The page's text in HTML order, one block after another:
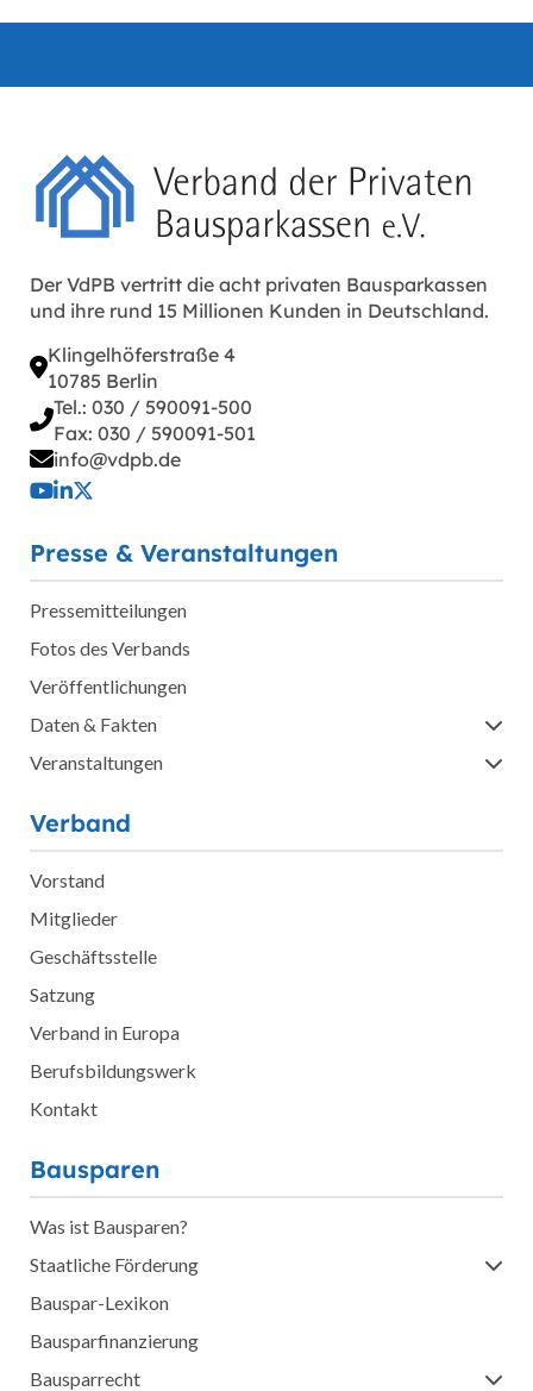
Der VdPB vertritt die acht privaten Bausparkassen
und ihre rund 15 Millionen Kunden in Deutschland.
Klingelhöferstraße 4
10785 Berlin
Tel.: 030 / 590091-500
Fax: 030 / 590091-501
info@vdpb.de
Presse & Veranstaltungen
Pressemitteilungen
Fotos des Verbands
Veröffentlichungen
Daten & Fakten
Veranstaltungen
Verband
Vorstand
Mitglieder
Geschäftsstelle
Satzung
Verband in Europa
Berufsbildungswerk
Kontakt
Bausparen
Was ist Bausparen?
Staatliche Förderung
Bauspar-Lexikon
Bausparfinanzierung
Bausparrecht